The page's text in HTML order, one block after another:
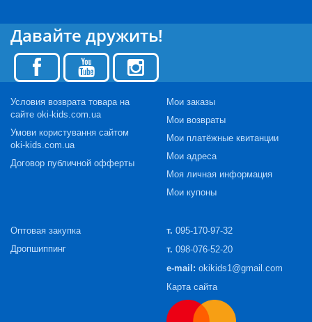
Давайте дружить!
Условия возврата товара на
сайте oki-kids.com.ua
Умови користування сайтом
oki-kids.com.ua
Договор публичной офферты
Мои заказы
Мои возвраты
Мои платёжные квитанции
Мои адреса
Моя личная информация
Мои купоны
Оптовая закупка
Дропшиппинг
т. 095-170-97-32
т. 098-076-52-20
e-mail: okikids1@gmail.com
Карта сайта